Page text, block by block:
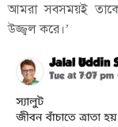
আমরা সবসময়ই
উজ্জ্বল করে।’